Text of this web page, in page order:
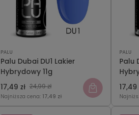
PALU
Palu Dubai DU1 Lakier
Hybrydowy 11g
17,49 zł 24,99 zł
Najniższa cena: 17,49 zł
PALU
Palu
17,49